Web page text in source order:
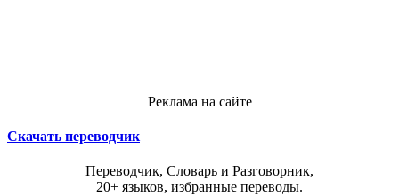
Реклама на сайте
Скачать переводчик
Переводчик, Словарь и Разговорник,
20+ языков, избранные переводы.